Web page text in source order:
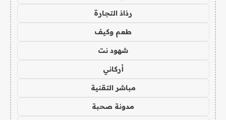
رذاذ التجارة
طعم وكيف
شهود نت
أركاني
مباشر التقنية
مدونة صحبة